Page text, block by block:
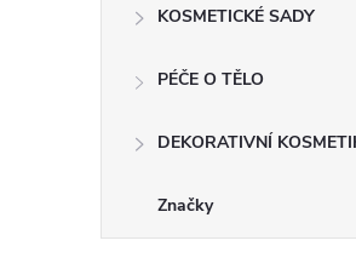
KOSMETICKÉ SADY
PÉČE O TĚLO
DEKORATIVNÍ
Značky